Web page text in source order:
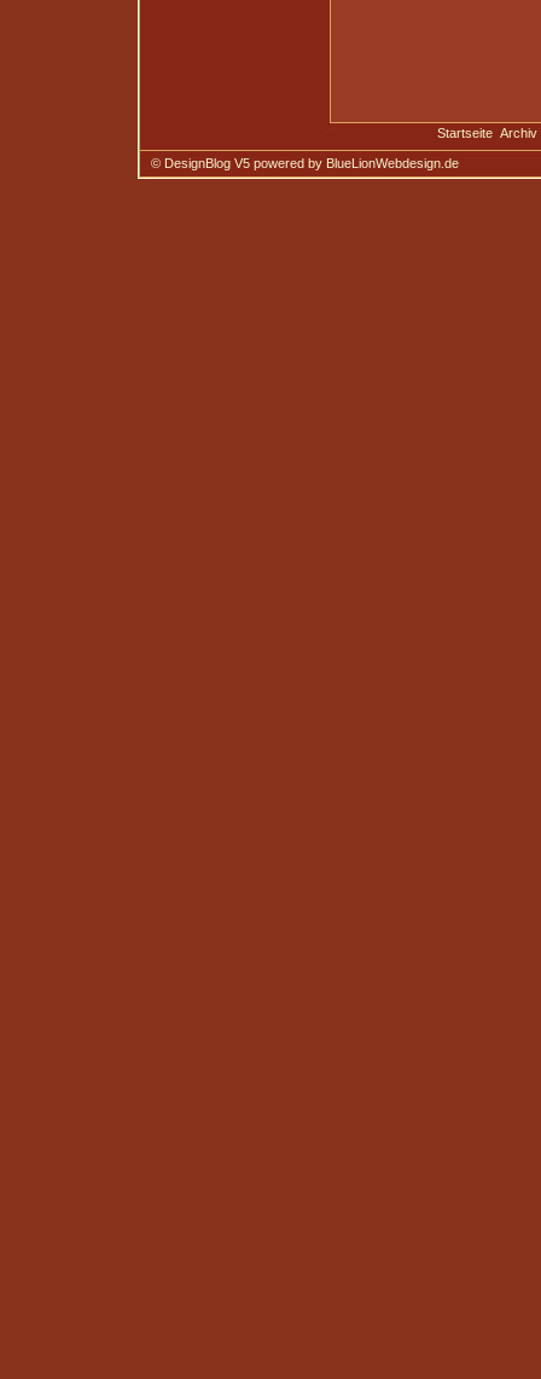
Startseite Archiv
© DesignBlog V5 powered by BlueLionWebdesign.de